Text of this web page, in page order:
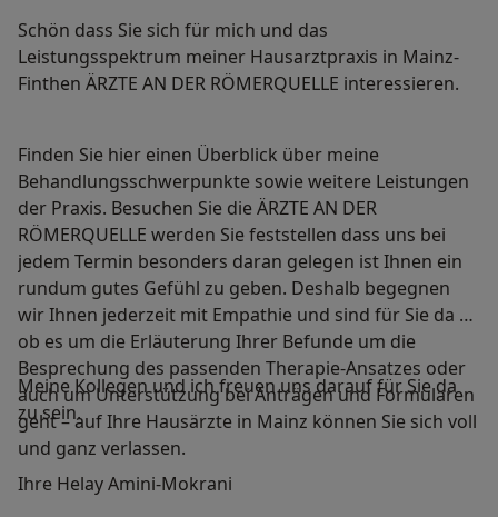
Schön dass Sie sich für mich und das
Leistungsspektrum meiner Hausarztpraxis in Mainz-
Finthen ÄRZTE AN DER RÖMERQUELLE interessieren.
Finden Sie hier einen Überblick über meine
Behandlungsschwerpunkte sowie weitere Leistungen
der Praxis. Besuchen Sie die ÄRZTE AN DER
RÖMERQUELLE werden Sie feststellen dass uns bei
jedem Termin besonders daran gelegen ist Ihnen ein
rundum gutes Gefühl zu geben. Deshalb begegnen
wir Ihnen jederzeit mit Empathie und sind für Sie da –
ob es um die Erläuterung Ihrer Befunde um die
Besprechung des passenden Therapie-Ansatzes oder
auch um Unterstützung bei Anträgen und Formularen
geht – auf Ihre Hausärzte in Mainz können Sie sich voll
und ganz verlassen.
Meine Kollegen und ich freuen uns darauf für Sie da
zu sein.
Ihre Helay Amini-Mokrani